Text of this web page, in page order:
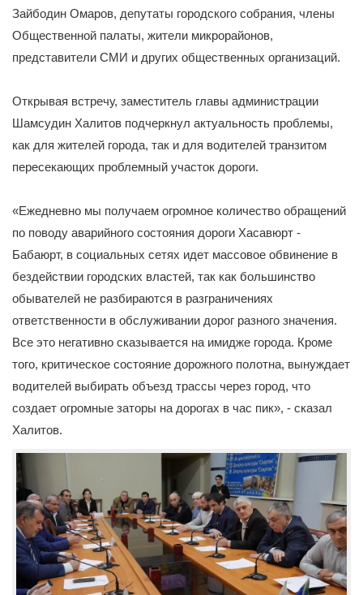
Зайбодин Омаров, депутаты городского собрания, члены
Общественной палаты, жители микрорайонов,
представители СМИ и других общественных организаций.
Открывая встречу, заместитель главы администрации
Шамсудин Халитов подчеркнул актуальность проблемы,
как для жителей города, так и для водителей транзитом
пересекающих проблемный участок дороги.
«Ежедневно мы получаем огромное количество обращений
по поводу аварийного состояния дороги Хасавюрт -
Бабаюрт, в социальных сетях идет массовое обвинение в
бездействии городских властей, так как большинство
обывателей не разбираются в разграничениях
ответственности в обслуживании дорог разного значения.
Все это негативно сказывается на имидже города. Кроме
того, критическое состояние дорожного полотна, вынуждает
водителей выбирать объезд трассы через город, что
создает огромные заторы на дорогах в час пик», - сказал
Халитов.